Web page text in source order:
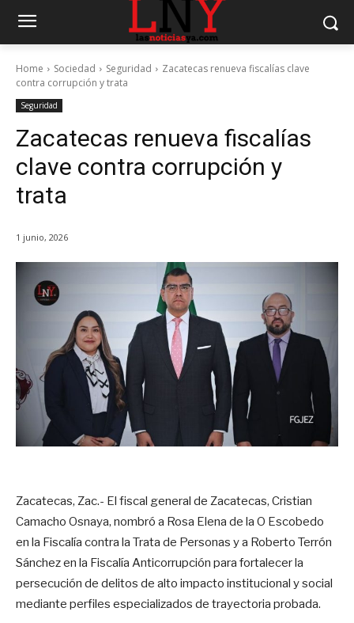
Home Sociedad Seguridad
Zacatecas renueva fiscalías clave
contra corrupción y trata
Seguridad
Zacatecas renueva fiscalías
clave contra corrupción y
trata
1 junio, 2026
Zacatecas, Zac.- El fiscal general de Zacatecas, Cristian
Camacho Osnaya, nombró a Rosa Elena de la O Escobedo
en la Fiscalía contra la Trata de Personas y a Roberto Terrón
Sánchez en la Fiscalía Anticorrupción para fortalecer la
persecución de delitos de alto impacto institucional y social
mediante perfiles especializados de trayectoria probada.